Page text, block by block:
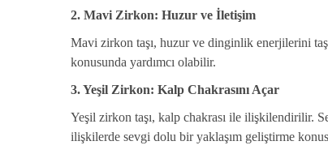
2. Mavi Zirkon: Huzur ve İletişim
Mavi zirkon taşı, huzur ve dinginlik enerjilerini
konusunda yardımcı olabilir.
3. Yeşil Zirkon: Kalp Chakrasını Açar
Yeşil zirkon taşı, kalp chakrası ile ilişkilendirilir.
ilişkilerde sevgi dolu bir yaklaşım geliştirme